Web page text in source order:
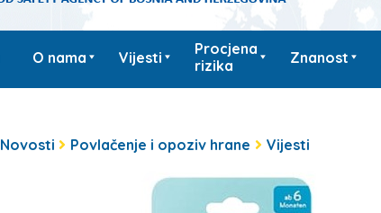
O nama Vijesti
Procjena
rizika
Znanost
Novosti Povlačenje i opoziv hrane Vijesti